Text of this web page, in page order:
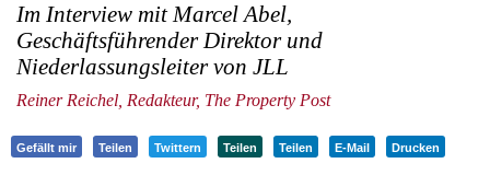
Im Interview mit Marcel Abel,
Geschäftsführender Direktor und
Niederlassungsleiter von JLL
Reiner Reichel, Redakteur, The Property Post
Gefällt mir Teilen Twittern Teilen Teilen E-Mail Drucken